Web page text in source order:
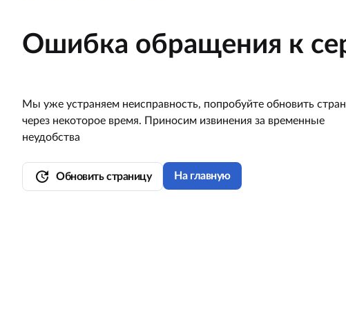
Ошибка обращения к
Мы уже устраняем неисправность, попробуйте обновить
через некоторое время. Приносим извинения за временные
неудобства
update Обновить страницу На главную